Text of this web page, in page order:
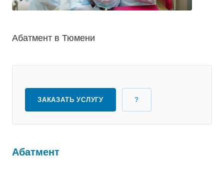
Абатмент в Тюмени
ЗАКАЗАТЬ УСЛУГУ ?
Абатмент